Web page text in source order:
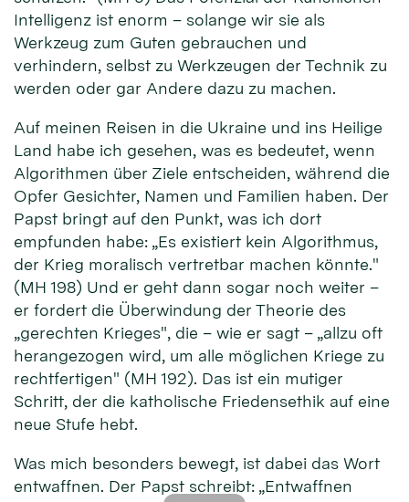
Intelligenz ist enorm – solange wir sie als
Werkzeug zum Guten gebrauchen und
verhindern, selbst zu Werkzeugen der Technik zu
werden oder gar Andere dazu zu machen.
Auf meinen Reisen in die Ukraine und ins Heilige
Land habe ich gesehen, was es bedeutet, wenn
Algorithmen über Ziele entscheiden, während die
Opfer Gesichter, Namen und Familien haben. Der
Papst bringt auf den Punkt, was ich dort
empfunden habe: „Es existiert kein Algorithmus,
der Krieg moralisch vertretbar machen könnte."
(MH 198) Und er geht dann sogar noch weiter –
er fordert die Überwindung der Theorie des
„gerechten Krieges", die – wie er sagt – „allzu oft
herangezogen wird, um alle möglichen Kriege zu
rechtfertigen" (MH 192). Das ist ein mutiger
Schritt, der die katholische Friedensethik auf eine
neue Stufe hebt.
Was mich besonders bewegt, ist dabei das Wort
entwaffnen. Der Papst schreibt: „Entwaffnen